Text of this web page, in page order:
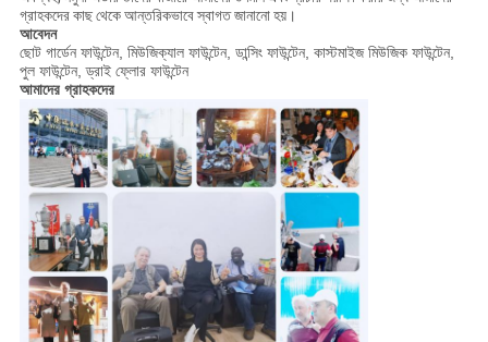
গ্রাহকদের কাছ থেকে আন্তরিকভাবে স্বাগত জানানো হয়।
আবেদন
ছোট গার্ডেন ফাউন্টেন, মিউজিক্যাল ফাউন্টেন, ডান্সিং ফাউন্টেন, কাস্টমাইজ মিউজিক ফাউন্টেন,
পুল ফাউন্টেন, ড্রাই ফ্লোর ফাউন্টেন
আমাদের গ্রাহকদের